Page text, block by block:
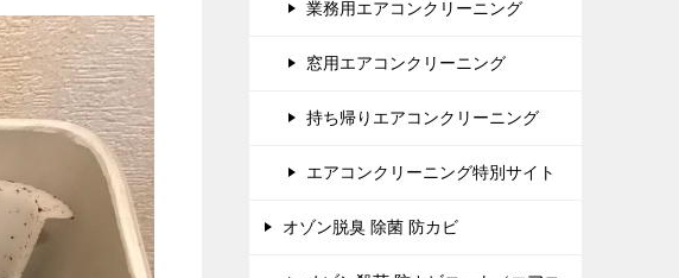
業務用エアコンクリーニング
窓用エアコンクリーニング
持ち帰りエアコンクリーニング
エアコンクリーニング特別サイト
オゾン脱臭 除菌 防カビ